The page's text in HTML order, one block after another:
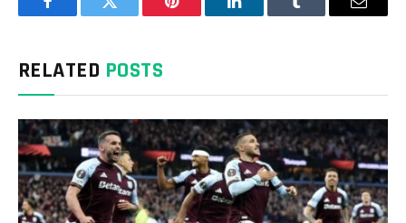
FacebookTwitter Pinterest LinkedInTumblr Email
RELATED POSTS